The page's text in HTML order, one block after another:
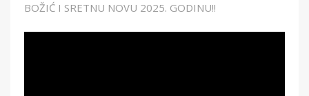
BOŽIĆ I SRETNU NOVU 2025. GODINU!!